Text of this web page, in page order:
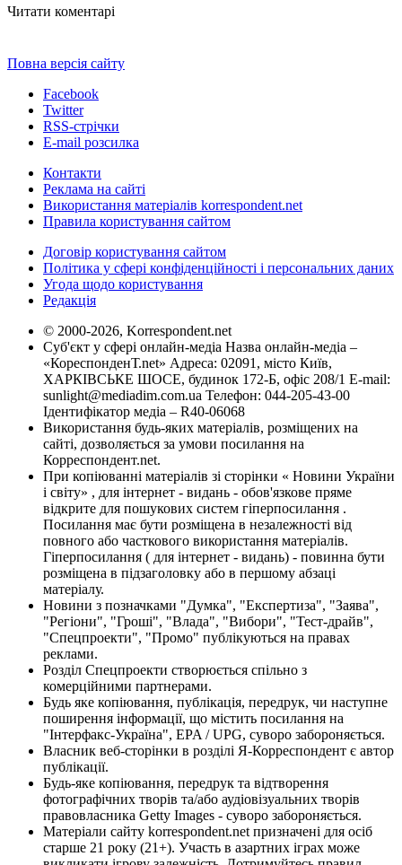
Читати коментарі
Повна версія сайту
Facebook
Twitter
RSS-стрічки
E-mail розсилка
Контакти
Реклама на сайті
Використання матеріалів korrespondent.net
Правила користування сайтом
Договір користування сайтом
Політика у сфері конфіденційності і персональних даних
Угода щодо користування
Редакція
© 2000-2026, Korrespondent.net
Суб'єкт у сфері онлайн-медіа Назва онлайн-медіа –
«КореспонденТ.net» Адреса: 02091, місто Київ,
ХАРКІВСЬКЕ ШОСЕ, будинок 172-Б, офіс 208/1 E-mail:
sunlight@mediadim.com.ua Телефон: 044-205-43-00
Ідентифікатор медіа – R40-06068
Використання будь-яких матеріалів, розміщених на
сайті, дозволяється за умови посилання на
Корреспондент.net.
При копіюванні матеріалів зі сторінки « Новини України
і світу» , для інтернет - видань - обов'язкове пряме
відкрите для пошукових систем гіперпосилання .
Посилання має бути розміщена в незалежності від
повного або часткового використання матеріалів.
Гіперпосилання ( для інтернет - видань) - повинна бути
розміщена в підзаголовку або в першому абзаці
матеріалу.
Новини з позначками "Думка", "Експертиза", "Заява",
"Регіони", "Гроші", "Влада", "Вибори", "Тест-драйв",
"Спецпроекти", "Промо" публікуються на правах
реклами.
Розділ Спецпроекти створюється спільно з
комерційними партнерами.
Будь яке копіювання, публікація, передрук, чи наступне
поширення інформації, що містить посилання на
"Інтерфакс-Україна", EPA / UPG, суворо забороняється.
Власник веб-сторінки в розділі Я-Корреспондент є автор
публікації.
Будь-яке копіювання, передрук та відтворення
фотографічних творів та/або аудіовізуальних творів
правовласника Getty Images - суворо забороняється.
Матеріали сайту korrespondent.net призначені для осіб
старше 21 року (21+). Участь в азартних іграх може